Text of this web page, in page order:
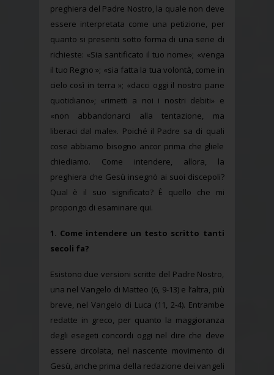
preghiera del Padre Nostro, la quale non deve
essere interpretata come una petizione, per
quanto si presenti sotto forma di una serie di
richieste: «Sia santificato il tuo nome»; «venga
il tuo Regno »; «sia fatta la tua volontà, come in
cielo così in terra »; «dacci oggi il nostro pane
quotidiano»; «rimetti a noi i nostri debiti» e
«non abbandonarci alla tentazione, ma
liberaci dal male». Poiché il Padre sa di quali
cose abbiamo bisogno ancor prima che gliele
chiediamo. Come intendere, allora, la
preghiera che Gesù insegnò ai suoi discepoli?
Qual è il suo significato? È quello che mi
propongo di esaminare qui.
1. Come intendere un testo scritto tanti
secoli fa?
Esistono due versioni scritte del Padre Nostro,
una nel Vangelo di Matteo (6, 9-13) e l’altra, più
breve, nel Vangelo di Luca (11, 2-4). Entrambe
redatte in greco, per quanto la maggioranza
degli esegeti concordi oggi nel dire che deve
essere circolata, nel nascente movimento di
Gesù, anche prima della redazione dei vangeli